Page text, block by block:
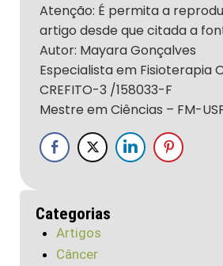
Atenção: É permita a
artigo desde que citada a
Autor: Mayara Gonçalves
Especialista em Fisioterapia
CREFITO-3 /158033-F
Mestre em Ciências – FM-
Categorias
Artigos
Câncer